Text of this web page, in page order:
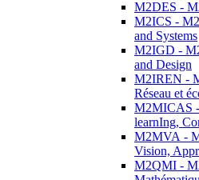
M2DES -
M2ICS -
and Systems
M2IGD -
and Design
M2IREN -
Réseau et
M2MICAS
learnIng,
M2MVA -
Vision,
M2QMI -